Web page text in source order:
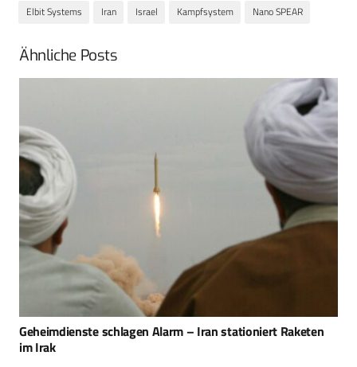
Elbit Systems Iran Israel Kampfsystem Nano SPEAR
Ähnliche Posts
VAE rüsten nach Iran-Angriffen auf